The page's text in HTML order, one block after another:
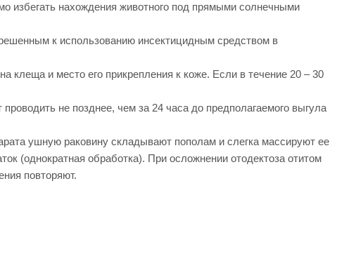
избегать нахождения животного под прямыми солнечными
к использованию инсектицидным средством в
клеща и место его прикрепления к коже. Если в течение 20 – 30
не позднее, чем за 24 часа до предполагаемого выгула
ушную раковину складывают пополам и слегка массируют ее
(однократная обработка). При осложнении отодектоза отитом
повторяют.